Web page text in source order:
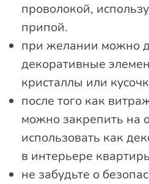
проволокой,
припой.
при желании можно
декоративные
кристаллы или
после того как
можно закрепить на
использовать как
в интерьере
не забудьте о